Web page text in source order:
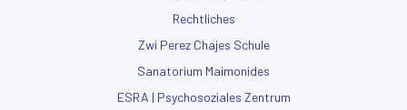
Rechtliches
Zwi Perez Chajes Schule
Sanatorium Maimonides
ESRA | Psychosoziales Zentrum